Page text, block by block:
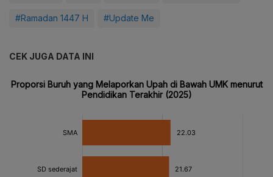
#Ramadan 1447 H #Update Me
CEK JUGA DATA INI